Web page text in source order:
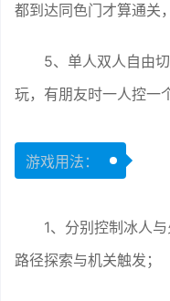
都到达同色门才算通关
5、单人双人自由
玩，有朋友时一人控一
游戏用法：
1、分别控制冰人
路径探索与机关触发；